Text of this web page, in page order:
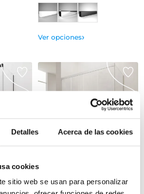
Detalles Acerca de las cookies
cookies
sitio web se usan para personalizar
Ver opciones›
Basic Spazio